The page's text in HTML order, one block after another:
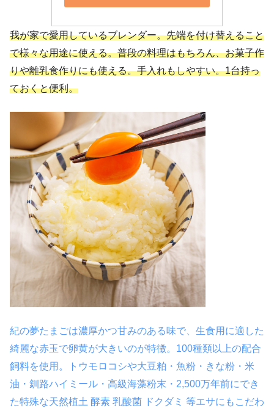
我が家で愛用しているブレンダー。先端を付け替えること
で様々な用途に使える。普段の料理はもちろん、お菓子作
りや離乳食作りにも使える。手入れもしやすい。1台持っ
ておくと便利。
紀の夢たまごは濃厚かつ甘みのある味で、生食用に適した
綺麗な赤玉で卵黄が大きいのが特徴。100種類以上の配合
飼料を使用。トウモロコシや大豆粕・魚粉・きな粉・米
油・釧路ハイミール・高級海藻粉末・2,500万年前にでき
た特殊な天然植土 酵素 乳酸菌 ドクダミ 等エサにもこだわ